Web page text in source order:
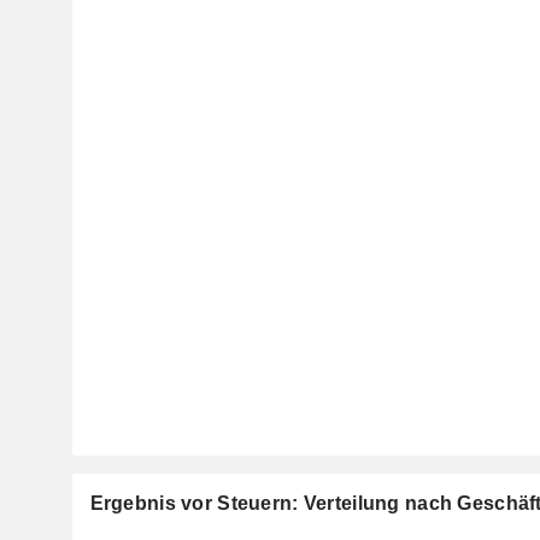
Ergebnis vor Steuern: Verteilung nach